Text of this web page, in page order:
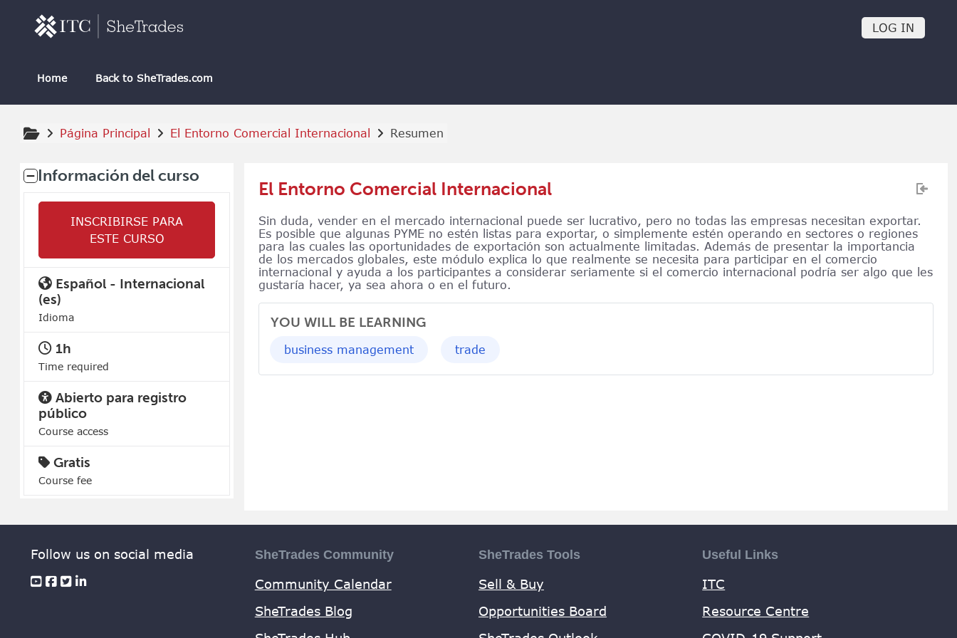
LOG IN
Home Back to SheTrades.com
Página Principal El Entorno Comercial Internacional Resumen
El Entorno Comercial Internacional
Sin duda, vender en el mercado internacional puede ser lucrativo, pero no todas las empresas necesitan exportar.
Es posible que algunas PYME no estén listas para exportar, o simplemente estén operando en sectores o regiones
para las cuales las oportunidades de exportación son actualmente limitadas. Además de presentar la importancia
de los mercados globales, este módulo explica lo que realmente se necesita para participar en el comercio
internacional y ayuda a los participantes a considerar seriamente si el comercio internacional podría ser algo que les
gustaría hacer, ya sea ahora o en el futuro.
YOU WILL BE LEARNING
business management trade
Bloques suplementarios
Información del curso
INSCRIBIRSE PARA
ESTE CURSO
Español - Internacional
‎(es)‎
Idioma
1h
Time required
Abierto para registro
público
Course access
Gratis
Course fee
Follow us on social media SheTrades Community
Community Calendar
SheTrades Blog
SheTrades Tools
Sell & Buy
Opportunities Board
Useful Links
ITC
Resource Centre